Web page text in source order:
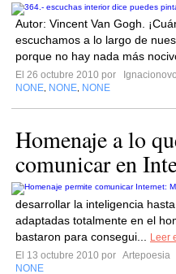
Autor: Vincent Van Gogh.
escuchamos a lo largo de
porque no hay nada más
El 26 octubre 2010 por
Ignacionovo
NONE NONE NONE
Homenaje a lo
comunicar en
desarrollar la inteligencia
adaptadas totalmente en el
bastaron para consegui...
Leer
El 13 octubre 2010 por Artepoesia
NONE